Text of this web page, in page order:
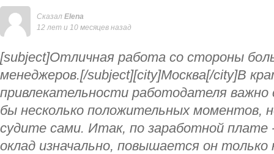
Сказал Elena
12 лет и 10 месяцев назад
[subject]Отличная работа со стороны
менеджеров.[/subject][city]Москва[/city]В
привлекательности работодателя
бы несколько положительных моментов,
судите сами. Итак, по заработной
оклад изначально, повышается он только